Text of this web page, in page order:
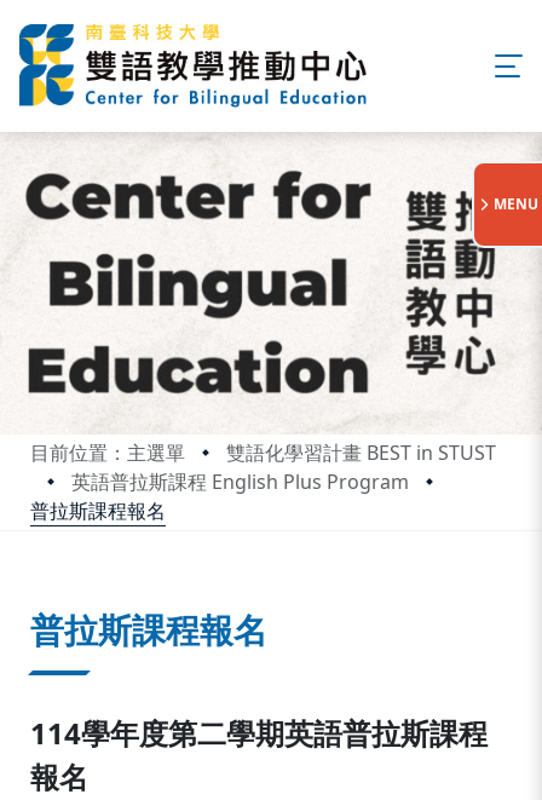
目前位置：主選單
雙語化學習計畫 BEST in STUST
英語普拉斯課程 English Plus Program
普拉斯課程報名
:::
MENU
普拉斯課程報名
114學年度第二學期英語普拉斯課程
報名